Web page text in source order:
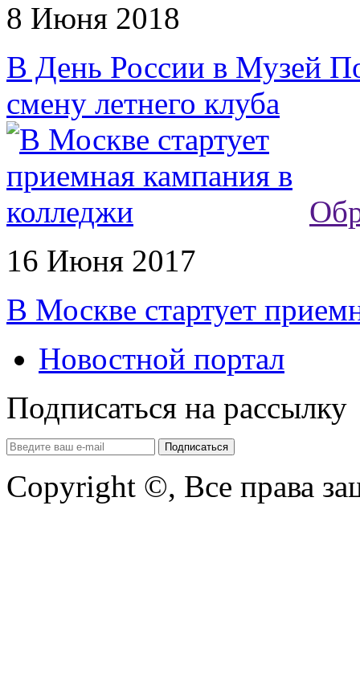
8 Июня 2018
В День России в Музей
смену летнего клуба
16 Июня 2017
В Москве стартует
Новостной портал
Подписаться на рассылку
Copyright ©, Все права